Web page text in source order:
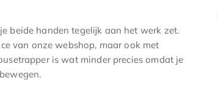
beide handen tegelijk aan het werk zet.
van onze webshop, maar ook met
is wat minder precies omdat je